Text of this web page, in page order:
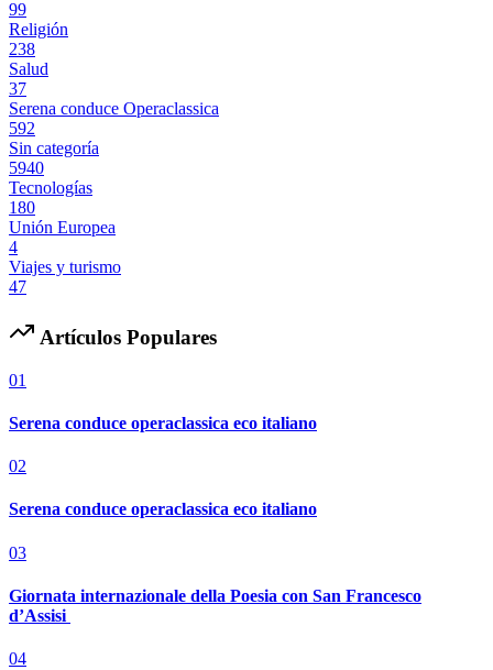
99
Religión
238
Salud
37
Serena conduce Operaclassica
592
Sin categoría
5940
Tecnologías
180
Unión Europea
4
Viajes y turismo
47
Artículos Populares
01
Serena conduce operaclassica eco italiano
02
Serena conduce operaclassica eco italiano
03
Giornata internazionale della Poesia con San Francesco
d’Assisi
04